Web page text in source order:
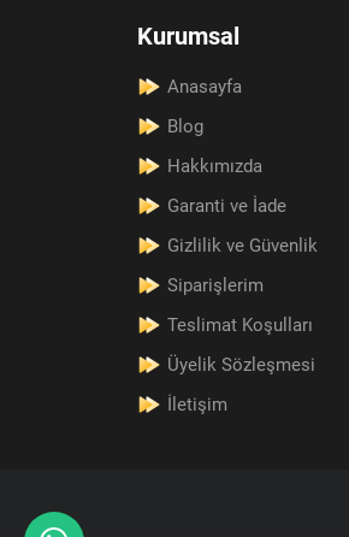
Kurumsal
Anasayfa
Blog
Hakkımızda
Garanti ve İade
Gizlilik ve Güvenlik
Siparişlerim
Teslimat Koşulları
Üyelik Sözleşmesi
İletişim